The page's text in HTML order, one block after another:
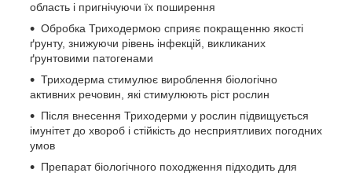
область і пригнічуючи їх поширення
Обробка Триходермою сприяє покращенню якості
ґрунту, знижуючи рівень інфекцій, викликаних
ґрунтовими патогенами
Триходерма стимулює вироблення біологічно
активних речовин, які стимулюють ріст рослин
Після внесення Триходерми у рослин підвищується
імунітет до хвороб і стійкість до несприятливих погодних
умов
Препарат біологічного походження підходить для